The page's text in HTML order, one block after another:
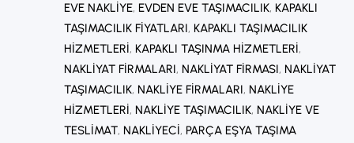
EVE NAKLIYE, EVDEN EVE TAŞIMACILIK, KAPAKLI
TAŞIMACILIK FIYATLARI, KAPAKLI TAŞIMACILIK
HIZMETLERI, KAPAKLI TAŞINMA HIZMETLERI
NAKLIYAT FIRMALARI, NAKLIYAT FIRMASI, NAKLIYAT
TAŞIMACILIK, NAKLIYE FIRMALARI, NAKLIYE
HIZMETLERI, NAKLIYE TAŞIMACILIK, NAKLIYE VE
TESLIMAT, NAKLIYECI, PARÇA EŞYA TAŞIMA